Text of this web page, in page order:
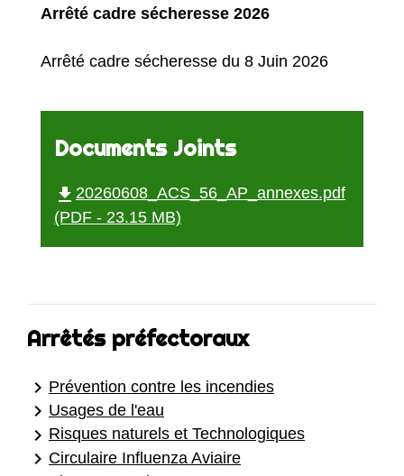
Arrêté cadre sécheresse 2026
Arrêté cadre sécheresse du 8 Juin 2026
Documents Joints
file_download 20260608_ACS_56_AP_annexes.pdf
(PDF - 23.15 MB)
Arrêtés préfectoraux
keyboard_arrow_right Prévention contre les incendies
keyboard_arrow_right Usages de l'eau
keyboard_arrow_right Risques naturels et Technologiques
keyboard_arrow_right Circulaire Influenza Aviaire